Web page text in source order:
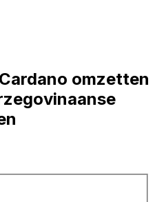
omzetten